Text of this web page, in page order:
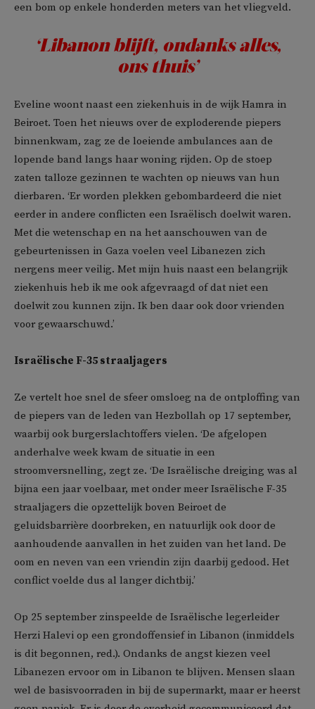
een bom op enkele honderden meters van het vliegveld.
‘Libanon blijft, ondanks alles,
ons thuis’
Eveline woont naast een ziekenhuis in de wijk Hamra in
Beiroet. Toen het nieuws over de exploderende piepers
binnenkwam, zag ze de loeiende ambulances aan de
lopende band langs haar woning rijden. Op de stoep
zaten talloze gezinnen te wachten op nieuws van hun
dierbaren. ‘Er worden plekken gebombardeerd die niet
eerder in andere conflicten een Israëlisch doelwit waren.
Met die wetenschap en na het aanschouwen van de
gebeurtenissen in Gaza voelen veel Libanezen zich
nergens meer veilig. Met mijn huis naast een belangrijk
ziekenhuis heb ik me ook afgevraagd of dat niet een
doelwit zou kunnen zijn. Ik ben daar ook door vrienden
voor gewaarschuwd.’
Israëlische F-35 straaljagers
Ze vertelt hoe snel de sfeer omsloeg na de ontploffing van
de piepers van de leden van Hezbollah op 17 september,
waarbij ook burgerslachtoffers vielen. ‘De afgelopen
anderhalve week kwam de situatie in een
stroomversnelling, zegt ze. ‘De Israëlische dreiging was al
bijna een jaar voelbaar, met onder meer Israëlische F-35
straaljagers die opzettelijk boven Beiroet de
geluidsbarrière doorbreken, en natuurlijk ook door de
aanhoudende aanvallen in het zuiden van het land. De
oom en neven van een vriendin zijn daarbij gedood. Het
conflict voelde dus al langer dichtbij.’
Op 25 september zinspeelde de Israëlische legerleider
Herzi Halevi op een grondoffensief in Libanon (inmiddels
is dit begonnen, red.). Ondanks de angst kiezen veel
Libanezen ervoor om in Libanon te blijven. Mensen slaan
wel de basisvoorraden in bij de supermarkt, maar er heerst